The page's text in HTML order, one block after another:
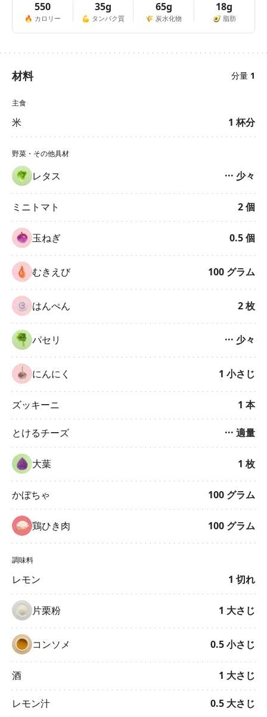
550
🔥 カロリー
35g
💪 タンパク質
65g
🌾 炭水化物
18g
🥑 脂肪
材料 分量 1
主食
米 1 杯分
野菜・その他具材
レタス ··· 少々
ミニトマト 2個
玉ねぎ 0.5個
むきえび 100 グラム
はんぺん 2枚
パセリ ··· 少々
にんにく 1 小さじ
ズッキーニ 1 本
とけるチーズ ··· 適量
大葉 1 枚
かぼちゃ 100 グラム
鶏ひき肉 100 グラム
調味料
レモン 1 切れ
片栗粉 1 大さじ
コンソメ 0.5小さじ
酒 1 大さじ
レモン汁 0.5大さじ